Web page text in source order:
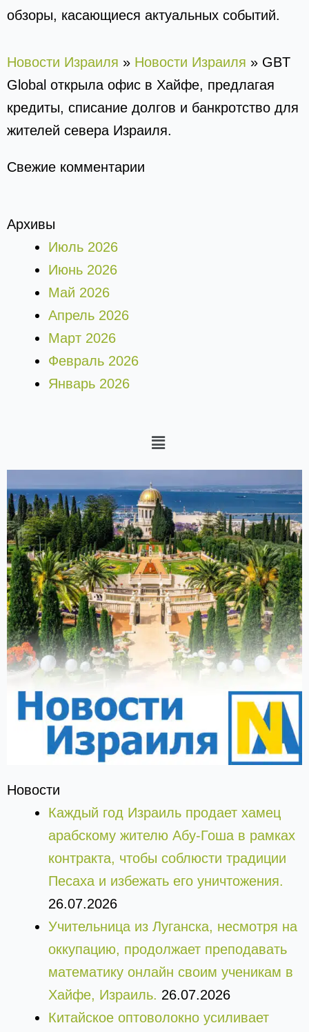
обзоры, касающиеся актуальных событий.
Новости Израиля » Новости Израиля » GBT
Global открыла офис в Хайфе, предлагая
кредиты, списание долгов и банкротство для
жителей севера Израиля.
Свежие комментарии
Архивы
Июль 2026
Июнь 2026
Май 2026
Апрель 2026
Март 2026
Февраль 2026
Январь 2026
Меню
Новости
Каждый год Израиль продает хамец
арабскому жителю Абу-Гоша в рамках
контракта, чтобы соблюсти традиции
Песаха и избежать его уничтожения.
26.07.2026
Учительница из Луганска, несмотря на
оккупацию, продолжает преподавать
математику онлайн своим ученикам в
Хайфе, Израиль. 26.07.2026
Китайское оптоволокно усиливает